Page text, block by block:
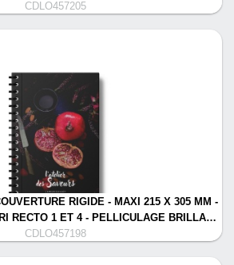
CDLO457205
RIGIDE - MAXI 215 X 305 MM -
RECTO 1 ET 4 - PELLICULAGE BRILLA…
CDLO457198